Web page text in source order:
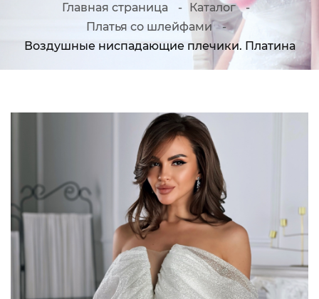
Главная страница
Каталог
Платья со шлейфами
Воздушные ниспадающие плечики. Платина